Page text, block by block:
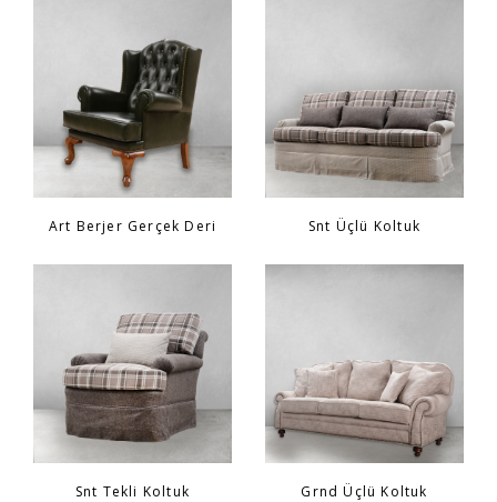
Art Berjer Gerçek Deri Snt Üçlü Koltuk
Snt Tekli Koltuk Grnd Üçlü Koltuk